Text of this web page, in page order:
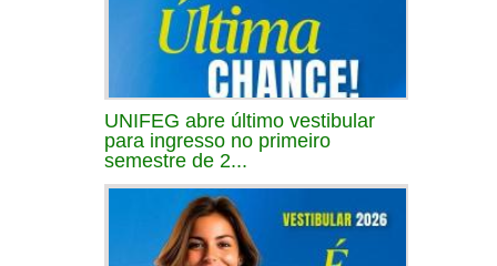
UNIFEG abre último vestibular
para ingresso no primeiro
semestre de 2...